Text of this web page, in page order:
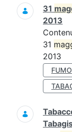
31
2013
31
2013
FUMO